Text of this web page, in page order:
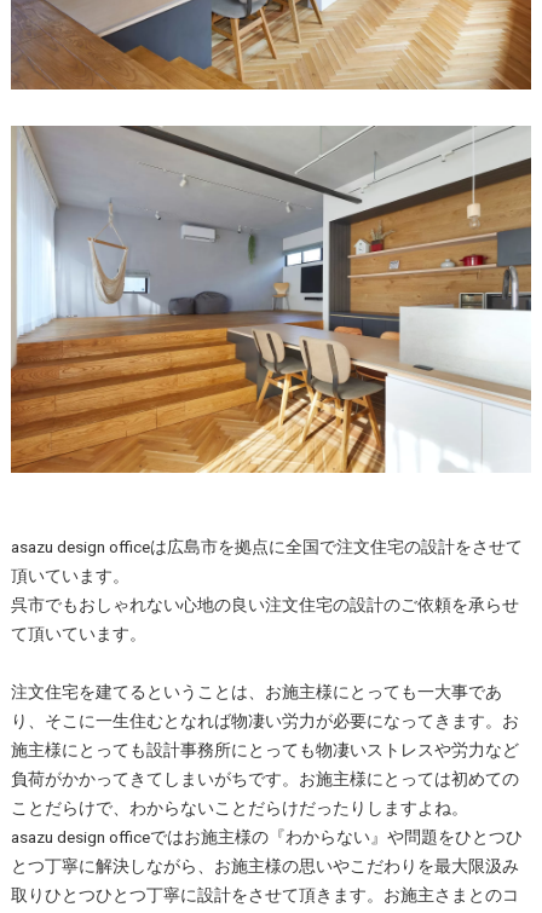
asazu design officeは広島市を拠点に全国で注文住宅の設計をさせて
頂いています。
呉市でもおしゃれない心地の良い注文住宅の設計のご依頼を承らせ
て頂いています。
注文住宅を建てるということは、お施主様にとっても一大事であ
り、そこに一生住むとなれば物凄い労力が必要になってきます。お
施主様にとっても設計事務所にとっても物凄いストレスや労力など
負荷がかかってきてしまいがちです。お施主様にとっては初めての
ことだらけで、わからないことだらけだったりしますよね。
asazu design officeではお施主様の『わからない』や問題をひとつひ
とつ丁寧に解決しながら、お施主様の思いやこだわりを最大限汲み
取りひとつひとつ丁寧に設計をさせて頂きます。お施主さまとのコ